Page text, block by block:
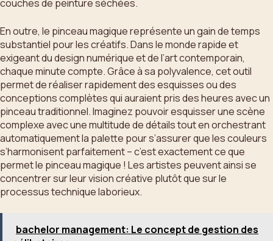
couches de peinture séchées.
En outre, le pinceau magique représente un gain de temps
substantiel pour les créatifs. Dans le monde rapide et
exigeant du design numérique et de l’art contemporain,
chaque minute compte. Grâce à sa polyvalence, cet outil
permet de réaliser rapidement des esquisses ou des
conceptions complètes qui auraient pris des heures avec un
pinceau traditionnel. Imaginez pouvoir esquisser une scène
complexe avec une multitude de détails tout en orchestrant
automatiquement la palette pour s’assurer que les couleurs
s’harmonisent parfaitement – c’est exactement ce que
permet le pinceau magique ! Les artistes peuvent ainsi se
concentrer sur leur vision créative plutôt que sur le
processus technique laborieux.
bachelor management: Le concept de gestion des